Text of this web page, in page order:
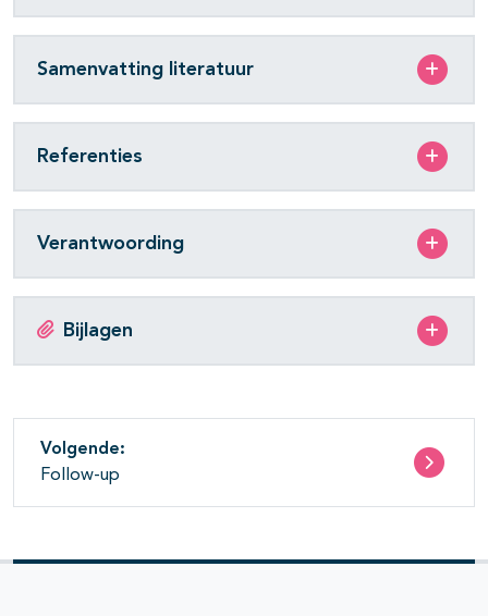
Samenvatting literatuur
Referenties
Verantwoording
Bijlagen
Volgende:
Follow-up